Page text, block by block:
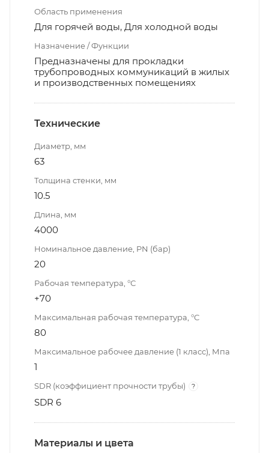
Область применения
Для горячей воды, Для холодной воды
Назначение / Функции
Предназначены для прокладки
трубопроводных коммуникаций в жилых
и производственных помещениях
Технические
Диаметр, мм
63
Толщина стенки, мм
10.5
Длина, мм
4000
Номинальное давление, PN (бар)
20
Рабочая температура, °С
+70
Максимальная рабочая температура, °С
80
Максимальное рабочее давление (1 класс), Мпа
1
SDR (коэффициент прочности трубы) ?
SDR 6
Материалы и цвета